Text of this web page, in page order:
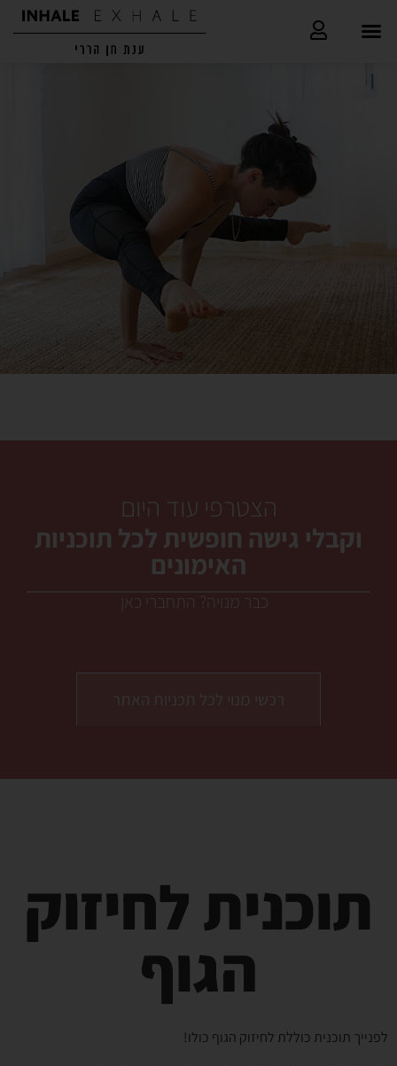
הצטרפי עוד היום
וקבלי גישה חופשית לכל תוכניות
האימונים
כבר מנויה? התחברי כאן
רכשי מנוי לכל תכניות האתר
תוכנית לחיזוק
הגוף
לפנייך תוכנית כוללת לחיזוק הגוף כולו!